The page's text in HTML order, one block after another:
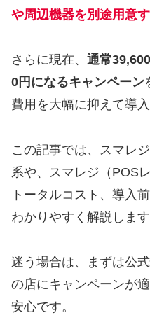
や周辺機器を別途用意
さらに現在、 通常
0円になるキャンペーン
費用を大幅に抑えて導
この記事では、スマレ
系や、スマレジ（POS
トータルコスト、導入
わかりやすく解説します
迷う場合は、まずは公
の店にキャンペーンが
安心です。